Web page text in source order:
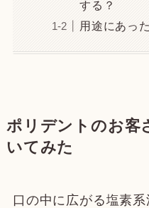
する？
用途にあっ
ポリデントのお客
いてみた
口の中に広がる塩素